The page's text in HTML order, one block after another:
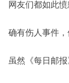
网友们都如此愤
确有伤人事件
虽然《每日邮